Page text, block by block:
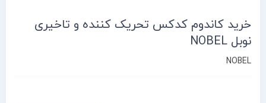
خرید کاندوم کدکس تحریک کننده و تاخیری
نوبل NOBEL
NOBEL